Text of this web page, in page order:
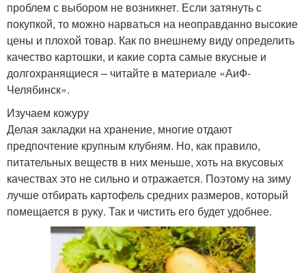
проблем с выбором не возникнет. Если затянуть с
покупкой, то можно нарваться на неоправданно высокие
цены и плохой товар. Как по внешнему виду определить
качество картошки, и какие сорта самые вкусные и
долгохранящиеся – читайте в материале «АиФ-
Челябинск».
Изучаем кожуру
Делая закладки на хранение, многие отдают
предпочтение крупным клубням. Но, как правило,
питательных веществ в них меньше, хоть на вкусовых
качествах это не сильно и отражается. Поэтому на зиму
лучше отбирать картофель средних размеров, который
помещается в руку. Так и чистить его будет удобнее.